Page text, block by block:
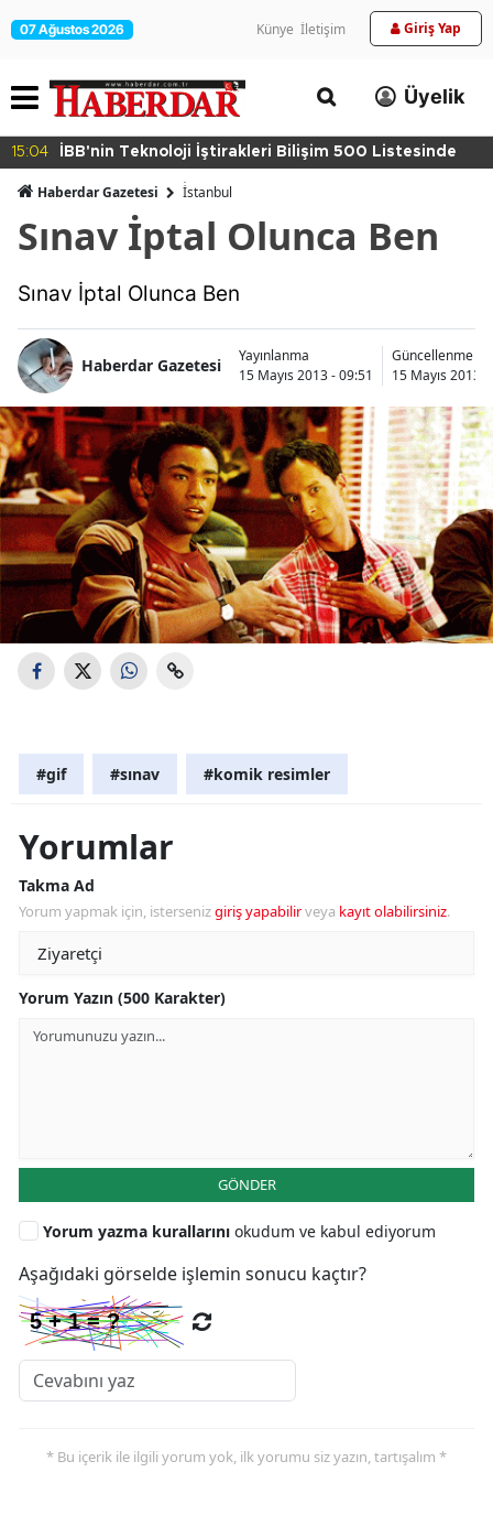
07 Ağustos 2026 Künye İletişim Giriş Yap
Üyelik
15:04 İBB'nin Teknoloji İştirakleri Bilişim 500 Listesinde
Haberdar Gazetesi İ̇stanbul
Sınav İptal Olunca Ben
Sınav İptal Olunca Ben
Haberdar Gazetesi
Yayınlanma
15 Mayıs 2013 - 09:51
Güncellenme
15 Mayıs 2013
#gif #sınav #komik resimler
Yorumlar
Takma Ad
Yorum yapmak için, istersenizgiriş yapabilirveya kayıt olabilirsiniz.
Yorum Yazın (500 Karakter)
GÖNDER
Yorum yazma kurallarını okudum ve kabul ediyorum
Aşağıdaki görselde işlemin sonucu kaçtır?
* Bu içerik ile ilgili yorum yok, ilk yorumu siz yazın, tartışalım *